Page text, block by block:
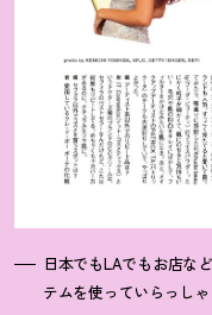
日本でもLAでもお店な
テムを使っていらっし